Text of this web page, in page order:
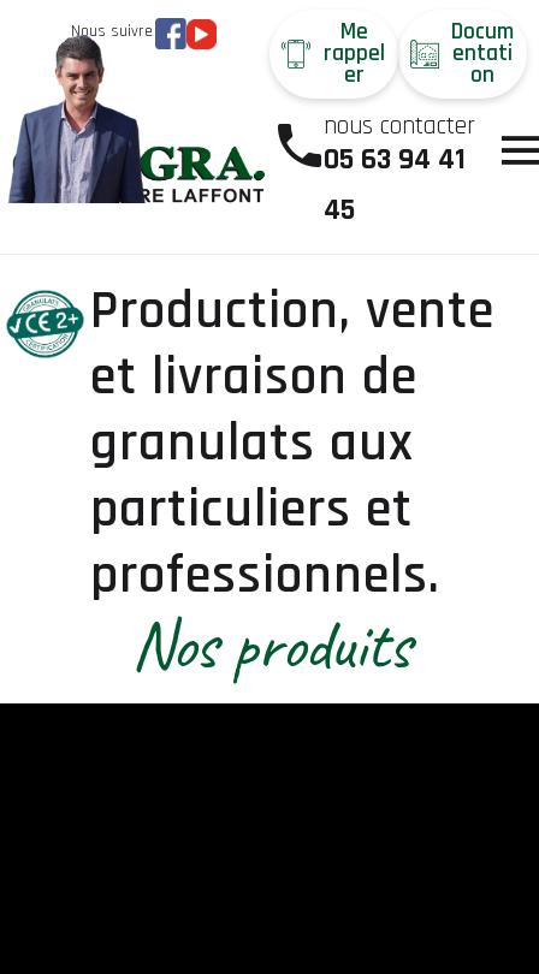
Nous suivre Me
rappel
er
Docum
entati
on
nous contacter
05 63 94 41
45
Production, vente
et livraison de
granulats aux
particuliers et
professionnels.
Nos produits